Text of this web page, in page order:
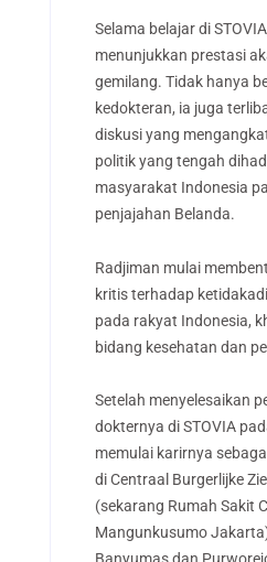
Selama belajar di
menunjukkan prestasi
gemilang. Tidak hanya
kedokteran, ia juga
diskusi yang
politik yang tengah
masyarakat Indonesia
penjajahan Belanda.
Radjiman mulai
kritis terhadap
pada rakyat Indonesia,
bidang kesehatan dan
Setelah menyelesaikan
dokternya di STOVIA
memulai karirnya
di Centraal Burgerlijke
(sekarang Rumah Sakit
Mangunkusumo